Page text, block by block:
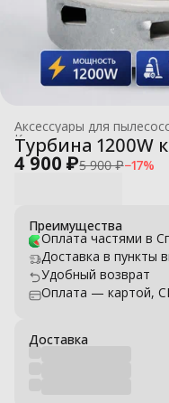
Аксессуары для
Комплектующие для
Главная ›
Турбина 1200W
4 900 ₽5 900 ₽−17%
Преимущества
Оплата частями в
Доставка в пункты
Удобный возврат
Оплата — картой,
Доставка